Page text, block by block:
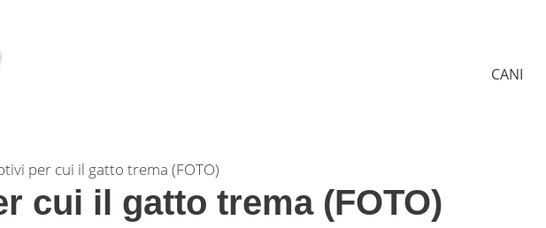
CANI
per cui il gatto trema (FOTO)
cui il gatto trema (FOTO)